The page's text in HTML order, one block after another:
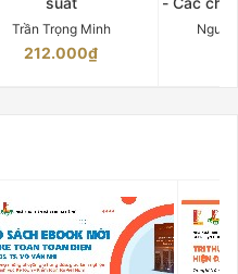
Trần Trọng Minh
212.000₫